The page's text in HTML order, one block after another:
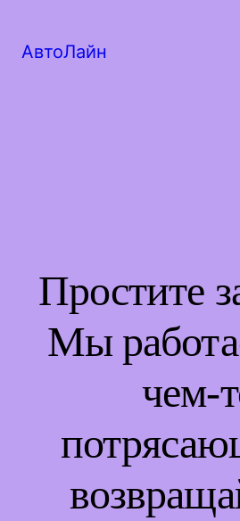
АвтоЛайн
Простите
Мы
чем-